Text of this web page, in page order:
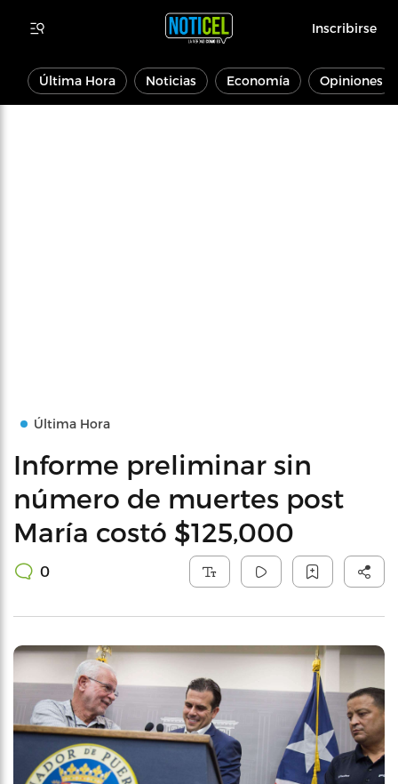
Inscribirse
Última Hora Noticias Economía Opiniones
Última Hora
Informe preliminar sin
número de muertes post
María costó $125,000
0